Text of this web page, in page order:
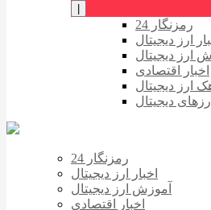
رمزنگار 24
ارز دیجیتال
ارز دیجیتال
اخبار اقتصادی
ارز دیجیتال
دیجیتال
رمزنگار 24
اخبار ارز دیجیتال
آموزش ارز دیجیتال
اخبار اقتصادی